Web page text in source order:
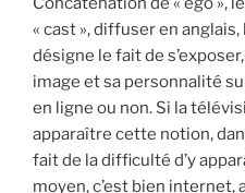
« cast », diffuser en
désigne le fait de
image et sa personnalité
en ligne ou non. Si la
apparaître cette notion,
fait de la difficulté d’y
moyen, c’est bien internet,